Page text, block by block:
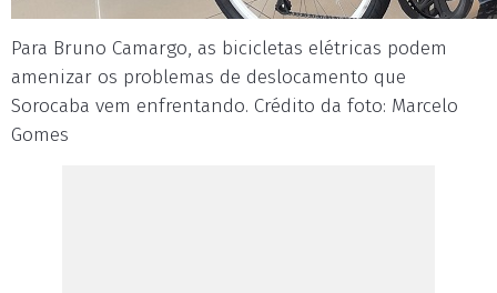
Para Bruno Camargo, as bicicletas elétricas podem
amenizar os problemas de deslocamento que
Sorocaba vem enfrentando. Crédito da foto: Marcelo
Gomes